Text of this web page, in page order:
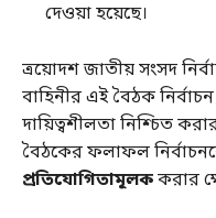
দেওয়া হয়েছে।
ত্রয়োদশ জাতীয় সংসদ
বাহিনীর এই বৈঠক নির্বাচন
দায়িত্বশীলতা নিশ্চিত
বৈঠকের ফলাফল
প্রতিযোগিতামূলককরার